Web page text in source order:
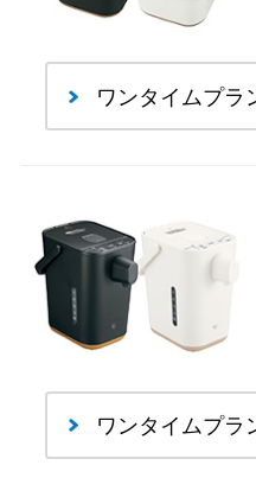
ワンタイムプラ
ワンタイムプラ